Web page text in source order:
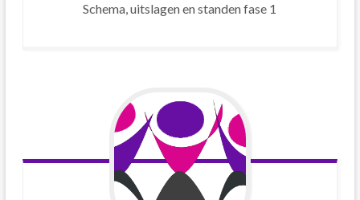
Schema, uitslagen en standen fase 1